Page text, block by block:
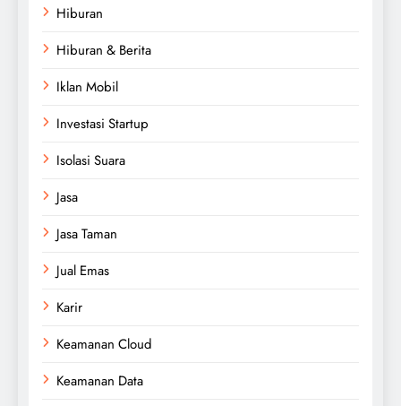
Hiburan
Hiburan & Berita
Iklan Mobil
Investasi Startup
Isolasi Suara
Jasa
Jasa Taman
Jual Emas
Karir
Keamanan Cloud
Keamanan Data